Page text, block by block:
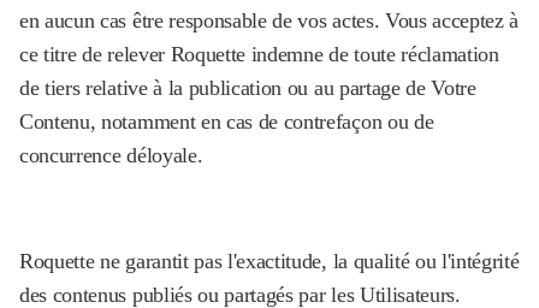
en aucun cas être responsable de vos actes. Vous acceptez à
ce titre de relever Roquette indemne de toute réclamation
de tiers relative à la publication ou au partage de Votre
Contenu, notamment en cas de contrefaçon ou de
concurrence déloyale.
Roquette ne garantit pas l'exactitude, la qualité ou l'intégrité
des contenus publiés ou partagés par les Utilisateurs.